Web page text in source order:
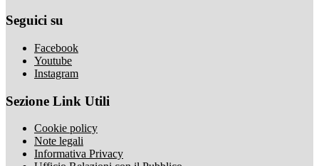
Seguici su
Facebook
Youtube
Instagram
Sezione Link Utili
Cookie policy
Note legali
Informativa Privacy